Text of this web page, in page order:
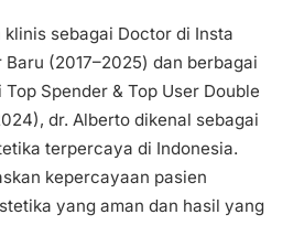
sebagai Doctor di Insta
(2017–2025) dan berbagai
Spender & Top User Double
dr. Alberto dikenal sebagai
terpercaya di Indonesia.
kepercayaan pasien
yang aman dan hasil yang